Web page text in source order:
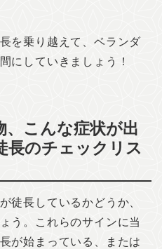
を乗り越えて、ベランダ
にしていきましょう！
、こんな症状が出
長のチェックリス
徒長しているかどうか、
う。これらのサインに当
が始まっている、または